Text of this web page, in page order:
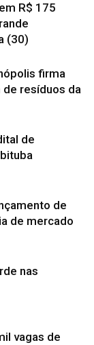
R$ 175
(30)
firma
resíduos da
de
de
de mercado
nas
vagas de